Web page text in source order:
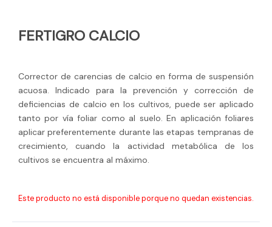
FERTIGRO CALCIO
Corrector de carencias de calcio en forma de suspensión
acuosa. Indicado para la prevención y corrección de
deficiencias de calcio en los cultivos, puede ser aplicado
tanto por vía foliar como al suelo. En aplicación foliares
aplicar preferentemente durante las etapas tempranas de
crecimiento, cuando la actividad metabólica de los
cultivos se encuentra al máximo.
Este producto no está disponible porque no quedan existencias.